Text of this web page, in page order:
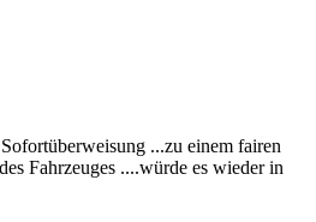
...zu einem fairen
Fahrzeuges ....würde es wieder in